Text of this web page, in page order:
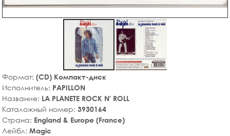
Формат: (CD) Компакт-диск
Исполнитель: PAPILLON
Название: LA PLANETE ROCK N' ROLL
Каталожный номер: 3930164
Страна: England & Europe (France)
Лейбл: Magic